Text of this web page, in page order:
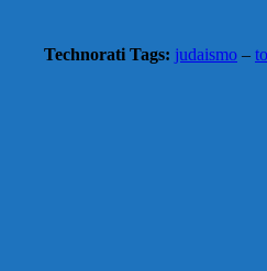
Technorati Tags: judaismo –